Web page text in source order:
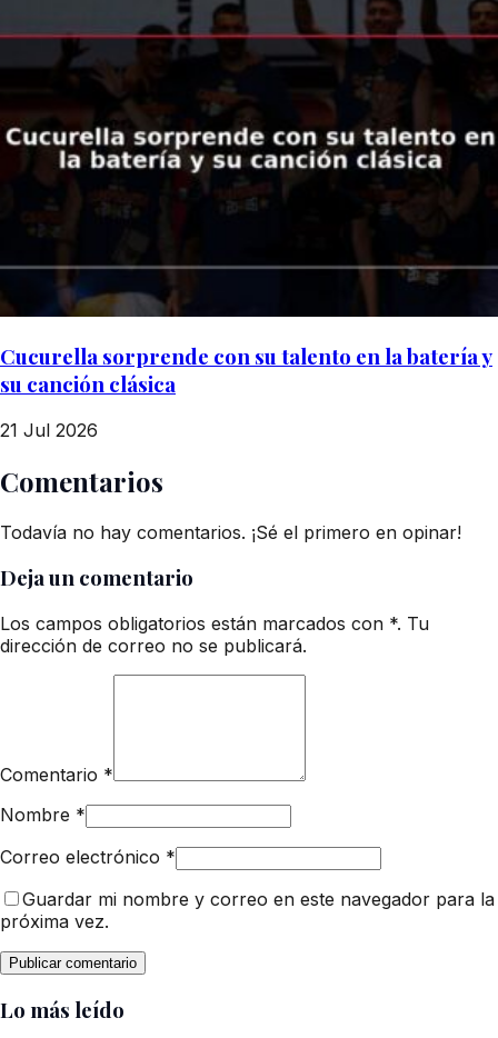
Cucurella sorprende con su talento en la batería y
su canción clásica
21 Jul 2026
Comentarios
Todavía no hay comentarios. ¡Sé el primero en opinar!
Deja un comentario
Los campos obligatorios están marcados con *. Tu
dirección de correo no se publicará.
Comentario *
Nombre *
Correo electrónico *
Guardar mi nombre y correo en este navegador para la
próxima vez.
Lo más leído